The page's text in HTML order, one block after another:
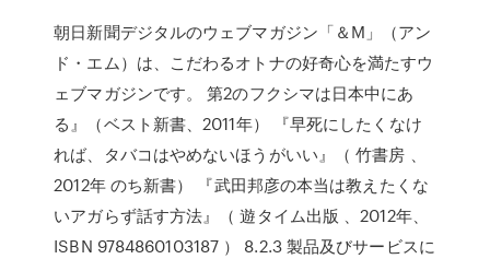
朝日新聞デジタルのウェブマガジン「＆M」（アン
ド・エム）は、こだわるオトナの好奇心を満たすウ
ェブマガジンです。 第2のフクシマは日本中にあ
る』（ベスト新書、2011年） 『早死にしたくなけ
れば、タバコはやめないほうがいい』（ 竹書房 、
2012年 のち新書） 『武田邦彦の本当は教えたくな
いアガらず話す方法』（ 遊タイム出版 、2012年、
ISBN 9784860103187 ） 8.2.3 製品及びサービスに